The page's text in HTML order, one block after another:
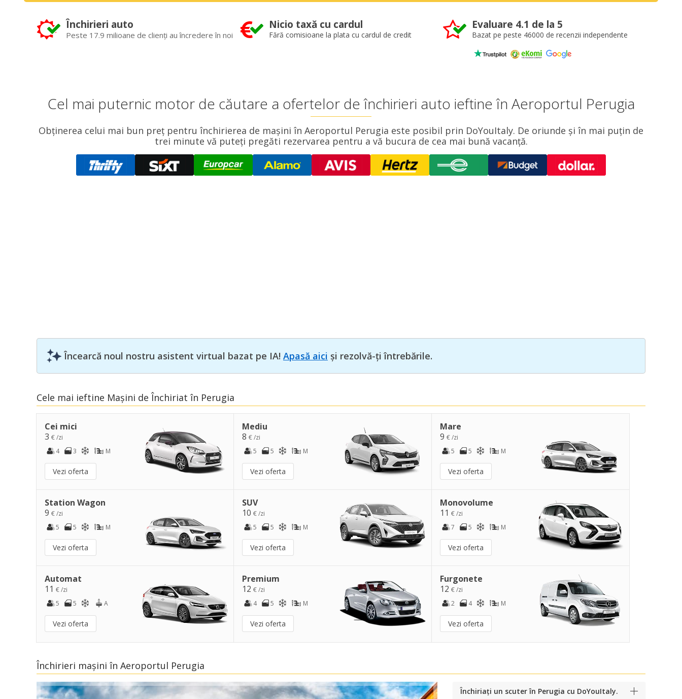
Închirieri auto
Peste 17.9 milioane de clienți au încredere în noi
Nicio taxă cu cardul
Fără comisioane la plata cu cardul de credit
Evaluare 4.1 de la 5
Bazat pe peste 46000 de recenzii independente
Cel mai puternic motor de căutare a ofertelor de închirieri auto ieftine în Aeroportul Perugia
Obținerea celui mai bun preț pentru închirierea de mașini în Aeroportul Perugia este posibil prin DoYouItaly. De oriunde și în mai puțin de
trei minute vă puteți pregăti rezervarea pentru a vă bucura de cea mai bună vacanță.
Încearcă noul nostru asistent virtual bazat pe IA! Apasă aici și rezolvă-ți întrebările.
Cele mai ieftine Mașini de Închiriat în Perugia
Cei mici
3 € /zi
4
3 M
Vezi oferta
Mediu
8€ /zi
5
5 M
Vezi oferta
Mare
9 € /zi
5
5 M
Vezi oferta
Station Wagon
9 € /zi
5
5 M
Vezi oferta
SUV
10€ /zi
5
5 M
Vezi oferta
Monovolume
11 € /zi
7
5 M
Vezi oferta
Automat
11 € /zi
5
5 A
Vezi oferta
Premium
12€ /zi
4
5 M
Vezi oferta
Furgonete
12 € /zi
2
4 M
Vezi oferta
Închirieri mașini în Aeroportul Perugia
Închiriați un scuter în Perugia cu DoYouItaly.